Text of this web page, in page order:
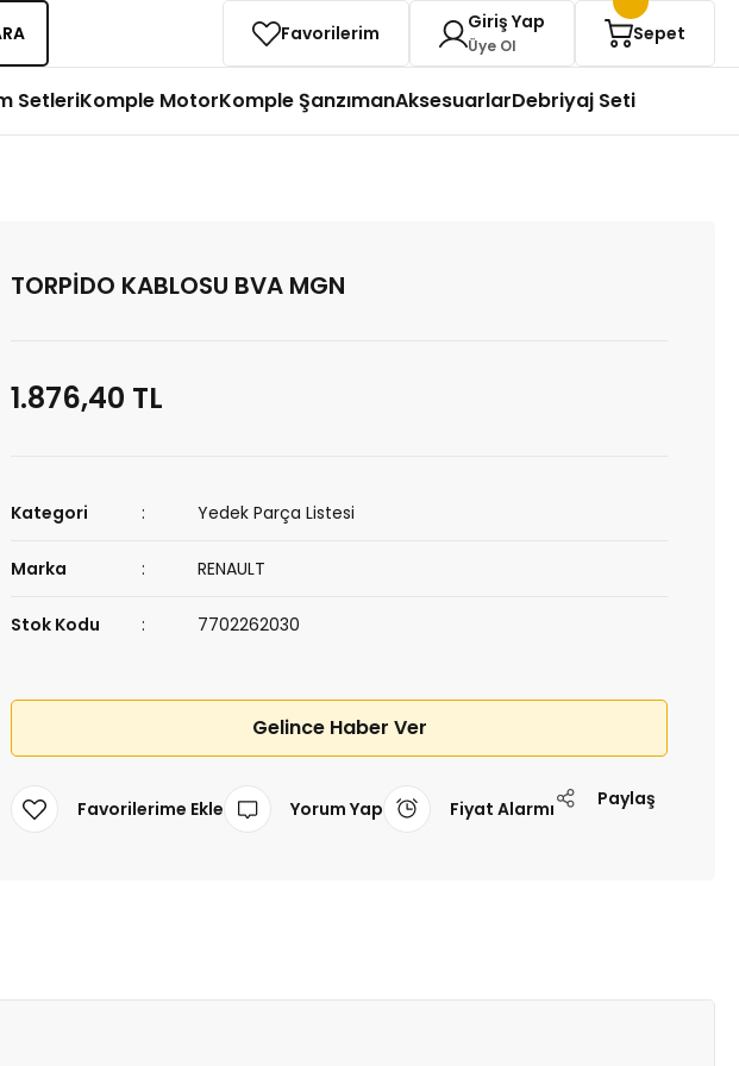
Favorilerim Giriş Yap
Üye Ol
Sepet
SetleriKomple MotorKomple ŞanzımanAksesuarlarDebriyaj Seti
TORPİDO KABLOSU BVA MGN
1.876,40 TL
Kategori Yedek Parça Listesi
Marka RENAULT
Stok Kodu 7702262030
Gelince Haber Ver
Yorum Yap Fiyat Alarmı Paylaş